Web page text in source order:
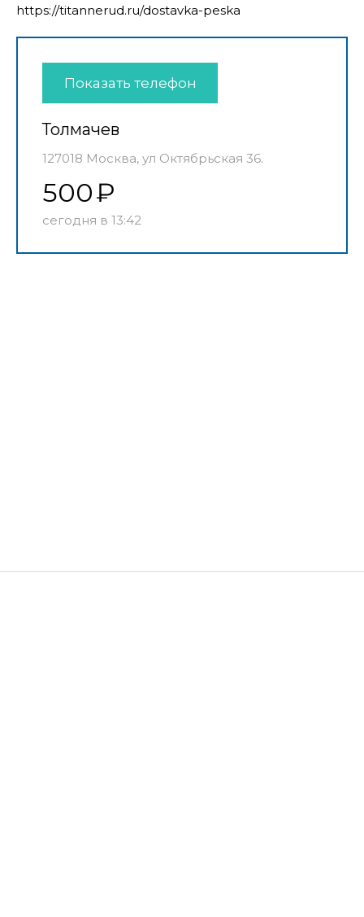
https://titannerud.ru/dostavka-peska
Показать телефон
Толмачев
127018 Москва, ул Октябрьская 36.
500
сегодня в 13:42